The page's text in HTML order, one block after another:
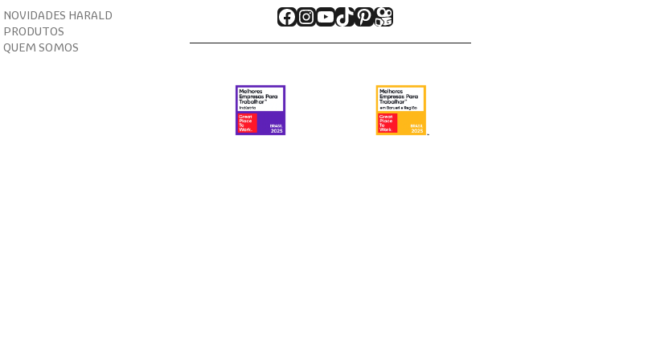
NOVIDADES HARALD
PRODUTOS
QUEM SOMOS
Facebook
Instagram
Youtube
TikTok
Pinterest
Kwai